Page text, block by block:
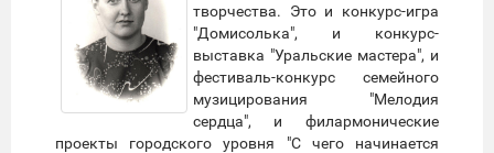
творчества. Это и конкурс-игра
"Домисолька", и конкурс-
выставка "Уральские мастера", и
фестиваль-конкурс семейного
музицирования "Мелодия
сердца", и филармонические
проекты городского уровня "С чего начинается